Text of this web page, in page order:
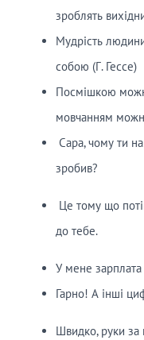
зроблять
Мудрість
собою (Г. Гессе)
Посмішкою
мовчанням
Сара, чому ти
зробив?
Це тому що
до тебе.
У мене
Гарно! А інші
Швидко, руки за